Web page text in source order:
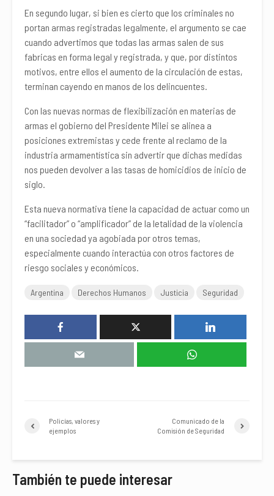
En segundo lugar, si bien es cierto que los criminales no
portan armas registradas legalmente, el argumento se cae
cuando advertimos que todas las armas salen de sus
fabricas en forma legal y registrada, y que, por distintos
motivos, entre ellos el aumento de la circulación de estas,
terminan cayendo en manos de los delincuentes.
Con las nuevas normas de flexibilización en materias de
armas el gobierno del Presidente Milei se alinea a
posiciones extremistas y cede frente al reclamo de la
industria armamentística sin advertir que dichas medidas
nos pueden devolver a las tasas de homicidios de inicio de
siglo.
Esta nueva normativa tiene la capacidad de actuar como un
“facilitador” o “amplificador” de la letalidad de la violencia
en una sociedad ya agobiada por otros temas,
especialmente cuando interactúa con otros factores de
riesgo sociales y económicos.
Argentina Derechos Humanos Justicia Seguridad
Policías, valores y
ejemplos
Comunicado de la
Comisión de Seguridad
También te puede interesar